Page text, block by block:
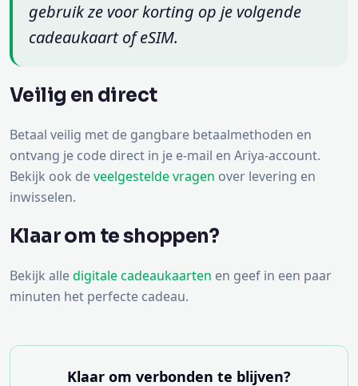
gebruik ze voor korting op je volgende
cadeaukaart of eSIM.
Veilig en direct
Betaal veilig met de gangbare betaalmethoden en
ontvang je code direct in je e-mail en Ariya-account.
Bekijk ook deveelgestelde vragen over levering en
inwisselen.
Klaar om te shoppen?
Bekijk alledigitale cadeaukaarten en geef in een paar
minuten het perfecte cadeau.
Klaar om verbonden te blijven?